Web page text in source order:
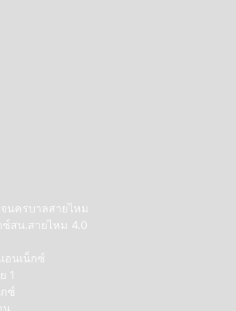
นครบาลสายไหม
สน.สายไหม 4.0
อนเน็กซ์
1
ซ์
น